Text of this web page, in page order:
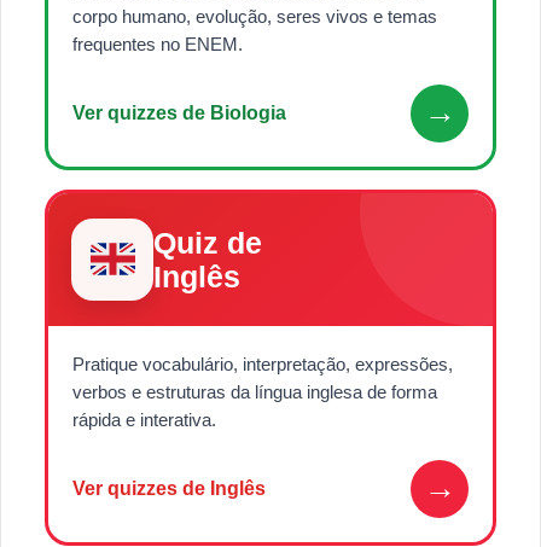
corpo humano, evolução, seres vivos e temas
frequentes no ENEM.
Ver quizzes de Biologia →
Quiz de
Inglês
Pratique vocabulário, interpretação, expressões,
verbos e estruturas da língua inglesa de forma
rápida e interativa.
Ver quizzes de Inglês →